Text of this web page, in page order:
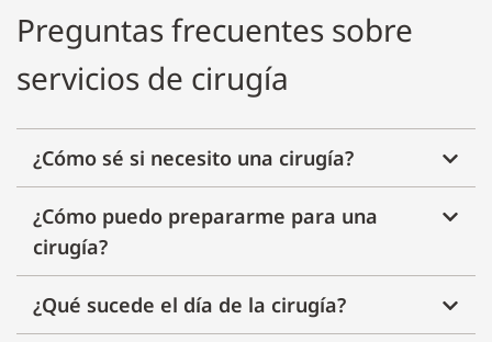
Preguntas frecuentes sobre
servicios de cirugía
¿Cómo sé si necesito una cirugía?
¿Cómo puedo prepararme para una
cirugía?
¿Qué sucede el día de la cirugía?